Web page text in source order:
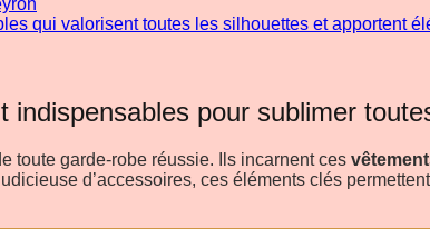
indispensables pour sublimer
toute garde-robe réussie. Ils incarnent ces
d’accessoires, ces éléments clés